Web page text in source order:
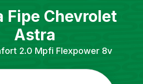
Fipe Chevrolet
Astra
2.0 Mpfi Flexpower 8v